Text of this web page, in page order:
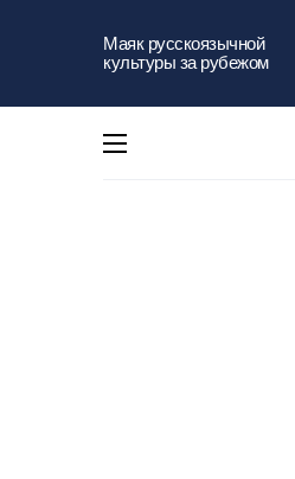
Маяк русскоязычной
культуры за рубежом